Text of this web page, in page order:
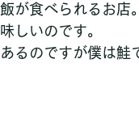
が食べられるお店。
しいのです。
るのですが僕は鮭